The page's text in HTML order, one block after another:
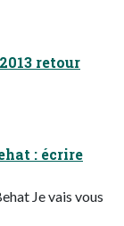
retour
: écrire
Je vais vous